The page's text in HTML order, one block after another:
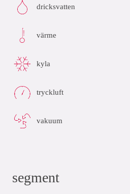
dricksvatten
värme
kyla
tryckluft
vakuum
segment